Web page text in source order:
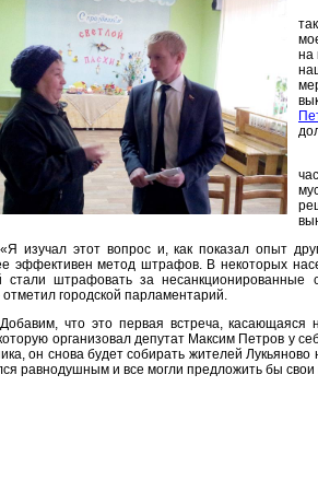
на
«Я изучал этот вопрос и, как показал опыт
эффективен метод штрафов. В некоторых
стали штрафовать за несанкционированные
городской парламентарий.
Добавим, что это первая встреча, касающаяся
организовал депутат Максим Петров у
он снова будет собирать жителей
равнодушным и все могли предложить бы